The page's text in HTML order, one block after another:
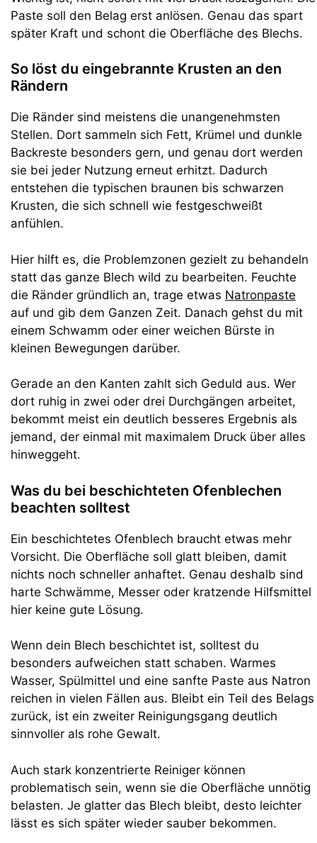
Paste soll den Belag erst anlösen. Genau das spart
später Kraft und schont die Oberfläche des Blechs.
So löst du eingebrannte Krusten an den
Rändern
Die Ränder sind meistens die unangenehmsten
Stellen. Dort sammeln sich Fett, Krümel und dunkle
Backreste besonders gern, und genau dort werden
sie bei jeder Nutzung erneut erhitzt. Dadurch
entstehen die typischen braunen bis schwarzen
Krusten, die sich schnell wie festgeschweißt
anfühlen.
Hier hilft es, die Problemzonen gezielt zu behandeln
statt das ganze Blech wild zu bearbeiten. Feuchte
die Ränder gründlich an, trage etwas Natronpaste
auf und gib dem Ganzen Zeit. Danach gehst du mit
einem Schwamm oder einer weichen Bürste in
kleinen Bewegungen darüber.
Gerade an den Kanten zahlt sich Geduld aus. Wer
dort ruhig in zwei oder drei Durchgängen arbeitet,
bekommt meist ein deutlich besseres Ergebnis als
jemand, der einmal mit maximalem Druck über alles
hinweggeht.
Was du bei beschichteten Ofenblechen
beachten solltest
Ein beschichtetes Ofenblech braucht etwas mehr
Vorsicht. Die Oberfläche soll glatt bleiben, damit
nichts noch schneller anhaftet. Genau deshalb sind
harte Schwämme, Messer oder kratzende Hilfsmittel
hier keine gute Lösung.
Wenn dein Blech beschichtet ist, solltest du
besonders aufweichen statt schaben. Warmes
Wasser, Spülmittel und eine sanfte Paste aus Natron
reichen in vielen Fällen aus. Bleibt ein Teil des Belags
zurück, ist ein zweiter Reinigungsgang deutlich
sinnvoller als rohe Gewalt.
Auch stark konzentrierte Reiniger können
problematisch sein, wenn sie die Oberfläche unnötig
belasten. Je glatter das Blech bleibt, desto leichter
lässt es sich später wieder sauber bekommen.